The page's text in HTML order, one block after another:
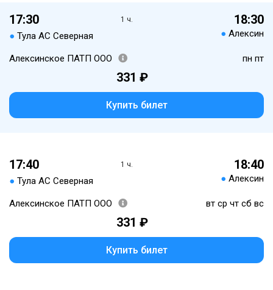
17:30
● Тула АС Северная
1 ч. 18:30
● Алексин
Алексинское ПАТП ООО пн пт
331 ₽
Купить билет
17:40
● Тула АС Северная
1 ч. 18:40
● Алексин
Алексинское ПАТП ООО вт ср чт сб вс
331 ₽
Купить билет